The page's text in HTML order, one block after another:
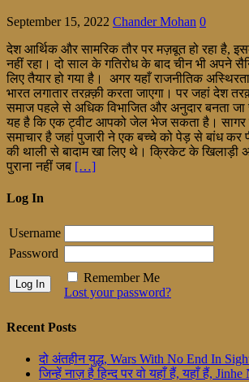
September 15, 2022 Chander Mohan 0
देश आर्थिक और सामरिक तौर पर मज़बूत हो रहा है,
नहीं रहा। दो साल के गतिरोध के बाद चीन भी अपने
लिए तैयार हो गया है। अगर यहाँ राजनीतिक
भारत लगातार तरक़्क़ी करता जाएगा। पर जहां देश
समाज पहले से अधिक विभाजित और अनुदार बनता
यह है कि एक ट्वीट आपको जेल भेज सकता है।
समाचार है जहां पुजारी ने एक बच्चे को पेड़ से बांध कर
की थाली से बादाम खा लिए थे। क्रिकेट के खिलाड़ी
पुराना नहीं जब […]
Log In
Username
Password
Remember Me
Lost your password?
Recent Posts
दो अंतहीन युद्ध, Wars With No End In
जिन्हें नाज़ है हिन्द पर वो यहाँ हैं, यहाँ हैं,